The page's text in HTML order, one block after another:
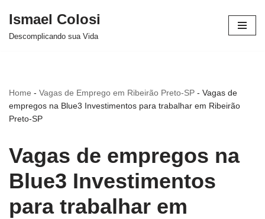
Avançar
Ismael Colosi
Descomplicando sua Vida
Home - Vagas de Emprego em Ribeirão Preto-SP - Vagas de
empregos na Blue3 Investimentos para trabalhar em Ribeirão
Preto-SP
Vagas de empregos na
Blue3 Investimentos
para trabalhar em